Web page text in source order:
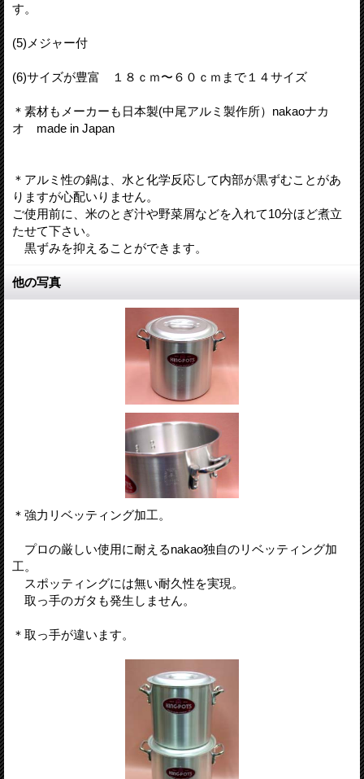
す。
(5)メジャー付
(6)サイズが豊富 １８ｃｍ〜６０ｃｍまで１４サイズ
＊素材もメーカーも日本製(中尾アルミ製作所）nakaoナカ
オ made in Japan
＊アルミ性の鍋は、水と化学反応して内部が黒ずむことがあ
りますが心配いりません。
ご使用前に、米のとぎ汁や野菜屑などを入れて10分ほど煮立
たせて下さい。
黒ずみを抑えることができます。
他の写真
＊強力リベッティング加工。
プロの厳しい使用に耐えるnakao独自のリベッティング加
工。
スポッティングには無い耐久性を実現。
取っ手のガタも発生しません。
＊取っ手が違います。